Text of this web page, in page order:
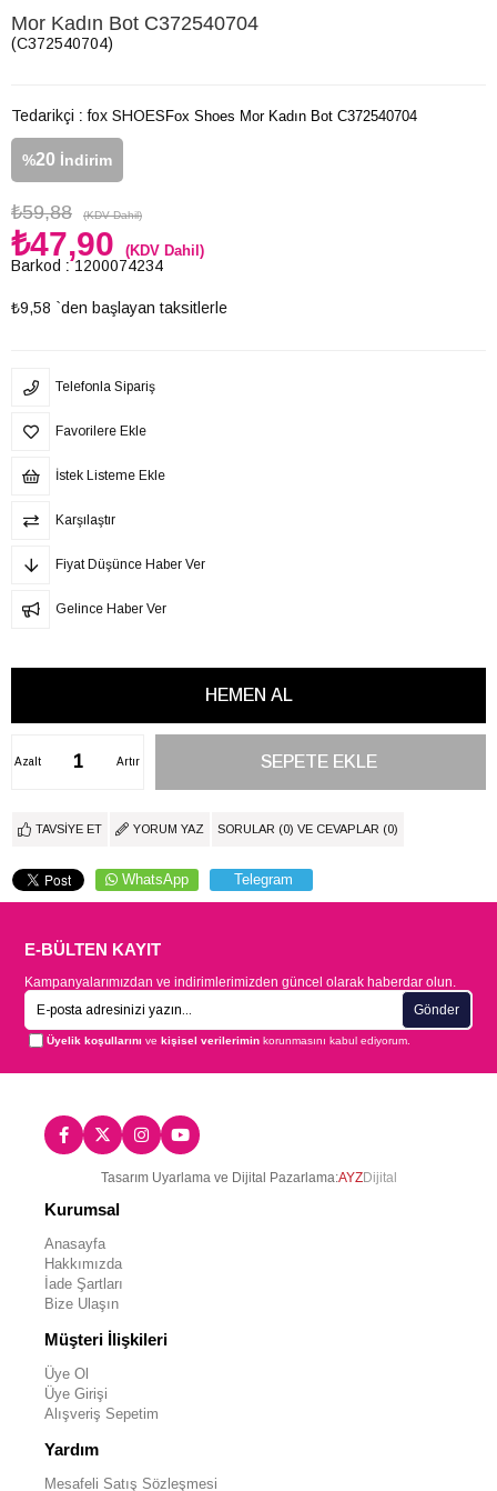
Mor Kadın Bot C372540704
(C372540704)
Tedarikçi : fox SHOES
%20 İndirim
₺59,88 (KDV Dahil)
₺47,90 (KDV Dahil)
Barkod : 1200074234
₺9,58 `den başlayan taksitlerle
Fox Shoes Mor Kadın Bot C372540704
Telefonla Sipariş
Favorilere Ekle
İstek Listeme Ekle
Karşılaştır
Fiyat Düşünce Haber Ver
Gelince Haber Ver
Artır
Azalt
TAVSIYE ET YORUM YAZ SORULAR (0) VE CEVAPLAR (0)
WhatsApp Telegram
E-BÜLTEN KAYIT
Kampanyalarımızdan ve indirimlerimizden güncel olarak haberdar olun.
Gönder
Üyelik koşullarını vekişisel verilerimin korunmasını kabul ediyorum.
Tasarım Uyarlama ve Dijital Pazarlama:AYZDijital
Kurumsal
Anasayfa
Hakkımızda
İade Şartları
Bize Ulaşın
Müşteri İlişkileri
Üye Ol
Üye Girişi
Alışveriş Sepetim
Yardım
Mesafeli Satış Sözleşmesi